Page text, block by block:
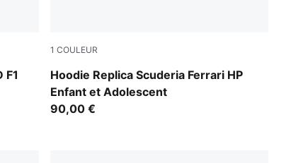
F1
1 COULEUR
Hoodie Replica Scuderia Ferrari HP
Enfant et Adolescent
PUMA Red
90,00 €